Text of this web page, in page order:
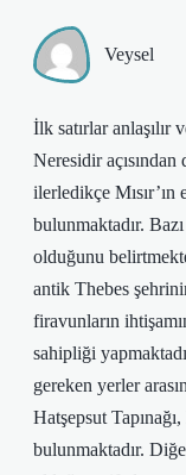
Veysel
İlk satırlar anlaşılır
Neresidir
ilerledikçe
bulunmaktadır.
olduğunu
antik Thebes
firavunların
sahipliği
gereken yerler
Hatşepsut
bulunmaktadır.